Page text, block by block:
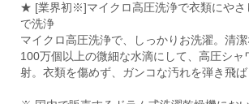
★ [業界初※]マイクロ高圧洗浄で衣類にやさ
で洗浄
マイクロ高圧洗浄で、しっかりお洗濯。清
100万個以上の微細な水滴にして、高圧シャ
射。衣類を傷めず、ガンコな汚れを弾き飛ば